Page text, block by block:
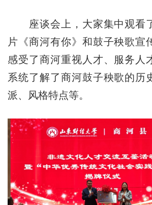
座谈会上，大家集中观看
片《商河有你》和鼓子秧歌宣
感受了商河重视人才、服务人
系统了解了商河鼓子秧歌的历
派、风格特点等。